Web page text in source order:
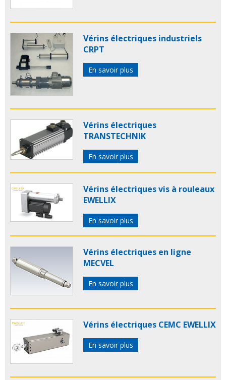
Vérins électriques industriels
CRPT
En savoir plus
Vérins électriques
TRANSTECHNIK
En savoir plus
Vérins électriques vis à rouleaux
EWELLIX
En savoir plus
Vérins électriques en ligne
MECVEL
En savoir plus
Vérins électriques CEMC EWELLIX
En savoir plus